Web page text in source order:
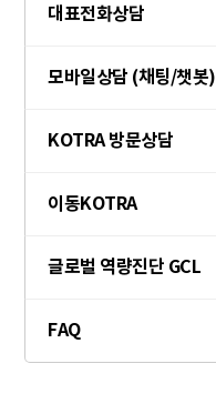
대표전화상담
모바일상담 (채팅/챗봇)
KOTRA 방문상담
이동KOTRA
글로벌 역량진단 GCL
FAQ